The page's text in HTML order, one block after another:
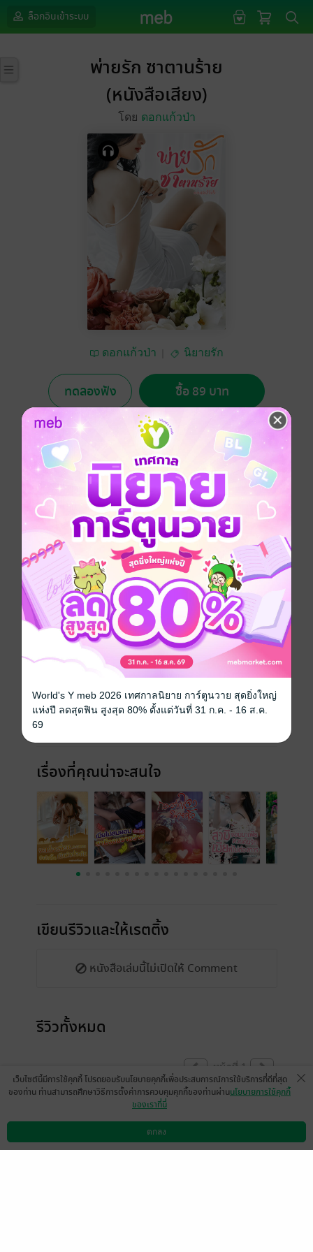
ล็อกอินเข้าระบบ
พ่ายรัก ซาตานร้าย
(หนังสือเสียง)
โดย ดอกแก้วป่า
ดอกแก้วป่า นิยายรัก
ทดลองฟัง ซื้อ 89 บาท
2 Rating
อยากได้ ซื้อเป็นของขวัญ ติดตาม แชร์
เพราะเธอคือผู้หญิงร้ายกาจ เกินกว่าเขา จะปล่อยให้เธอมี
ชีวิตที่สุขสบาย
และเขาคือซาตานร้ายที่มีหน้าที่ลงทัณฑ์
ผู้หญิงเลวๆอย่างเธอใหเจ็บปวด จนต้องร้องขอชีวิต
นักพากย์ พจมาลย์ เตียวประเสริฐ
Audio
15 กันยายน 2565
ความยาว 1 ชั่วโมง 20นาที
เรื่องที่คุณน่าจะสนใจ
เขียนรีวิวและให้เรตติ้ง
หนังสือเล่มนี้ไม่เปิดให้ Comment
รีวิวทั้งหมด
หน้าที่ 1
งดแสดงความคิดเห็นในขณะนี้
(ข้อความอัตโนมัติจากระบบ)
ดาวน์โหลดแอป วิธีการใช้งาน ติดต่อเรา
เว็บไซต์นี้มีการใช้คุกกี้ โปรดยอมรับนโยบายคุกกี้เพื่อประสบการณ์การใช้บริการที่ดีที่สุด
ของท่าน ท่านสามารถศึกษาวิธีการตั้งค่าการควบคุมคุกกี้ของท่านผ่านนโยบายการใช้คุกกี้
ของเราที่นี่
ตกลง
World's Y meb 2026 เทศกาลนิยาย การ์ตูนวาย สุดยิ่งใหญ่
แห่งปี ลดสุดฟิน สูงสุด 80% ตั้งแต่วันที่ 31 ก.ค. - 16 ส.ค.
69